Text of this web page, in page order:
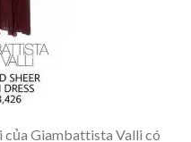
của Giambattista Valli có